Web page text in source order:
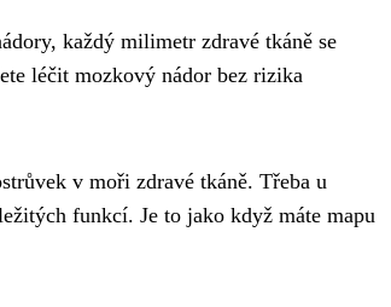
každý milimetr zdravé tkáně se
léčit mozkový nádor bez rizika
v moři zdravé tkáně. Třeba u
funkcí. Je to jako když máte mapu